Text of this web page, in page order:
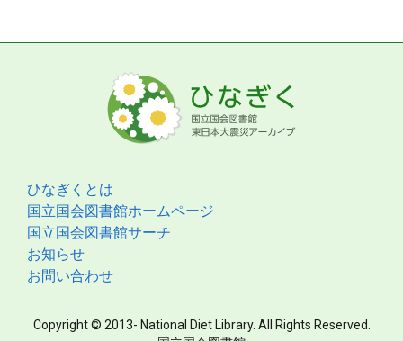
ひなぎくとは
国立国会図書館ホームページ
国立国会図書館サーチ
お知らせ
お問い合わせ
Copyright © 2013- National Diet Library. All Rights Reserved.